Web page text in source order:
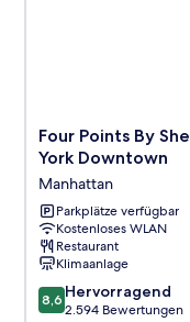
Four
Points
Sheraton
New
York
Downtown
Manhattan
Four Points By
York Downtown
Manhattan
Parkplätze verfügbar
Kostenloses WLAN
Restaurant
Klimaanlage
8.6
von
8,6 Hervorragend
2.594 Bewertungen